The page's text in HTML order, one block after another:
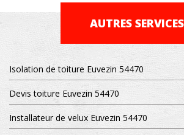
AUTRES SERVICES
Isolation de toiture Euvezin 54470
Devis toiture Euvezin 54470
Installateur de velux Euvezin 54470